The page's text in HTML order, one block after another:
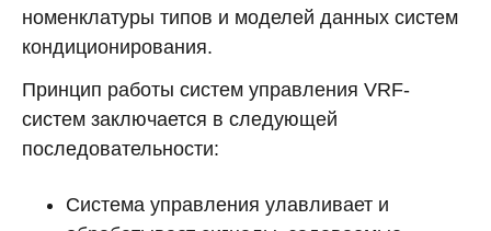
номенклатуры типов и моделей данных систем
кондиционирования.
Принцип работы систем управления VRF-
систем заключается в следующей
последовательности:
Система управления улавливает и